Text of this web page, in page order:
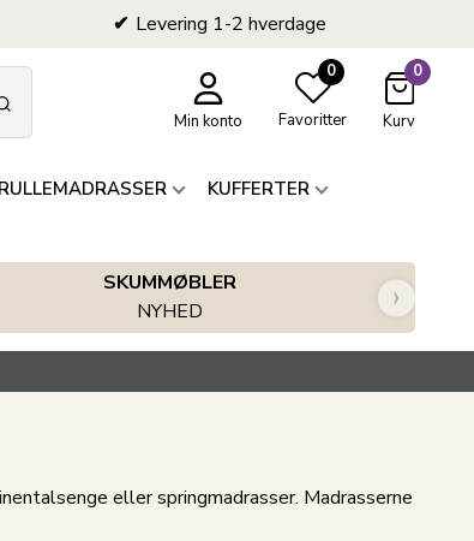
Levering 1-2 hverdage
Min konto
0
Favoritter
0
Kurv
KUFFERTER
SKUMMØBLER
NYHED
›
eller springmadrasser. Madrasserne